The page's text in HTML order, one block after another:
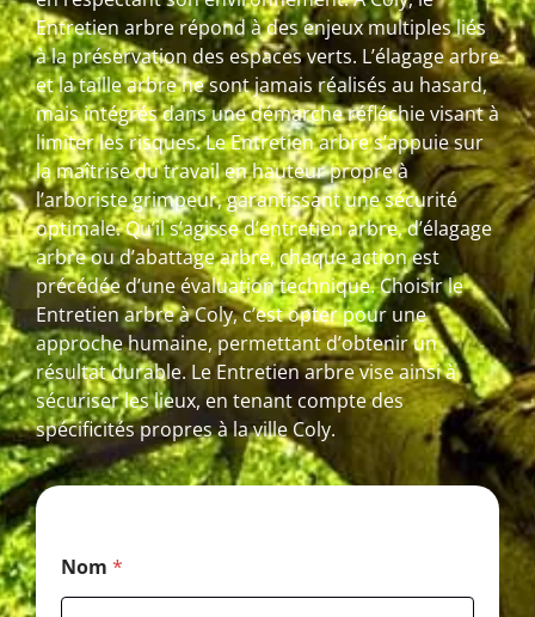
Entretien arbre répond à des enjeux multiples liés
à la préservation des espaces verts. L’élagage arbre
et la taille arbre ne sont jamais réalisés au hasard,
mais intégrés dans une démarche réfléchie visant à
limiter les risques. Le Entretien arbre s’appuie sur
la maîtrise du travail en hauteur propre à
l’arboriste grimpeur, garantissant une sécurité
optimale. Qu’il s’agisse d’entretien arbre, d’élagage
arbre ou d’abattage arbre, chaque action est
précédée d’une évaluation technique. Choisir le
Entretien arbre à Coly, c’est opter pour une
approche humaine, permettant d’obtenir un
résultat durable. Le Entretien arbre vise ainsi à
sécuriser les lieux, en tenant compte des
spécificités propres à la ville Coly.
Nom *